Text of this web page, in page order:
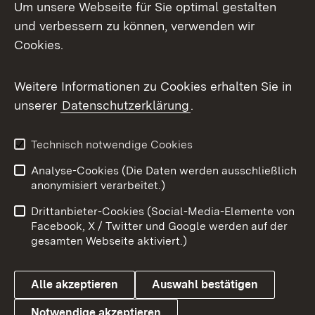
Facebook
X / Twitter
Youtube
Impressum
Kontakt
Barrierefreiheit
Datenschutz
Cookies
Um unsere Webseite für Sie optimal gestalten
und verbessern zu können, verwenden wir
Cookies.
Weitere Informationen zu Cookies erhalten Sie in
unserer Datenschutzerklärung.
Technisch notwendige Cookies
Analyse-Cookies (Die Daten werden ausschließlich
anonymisiert verarbeitet.)
Drittanbieter-Cookies (Social-Media-Elemente von
Facebook, X / Twitter und Google werden auf der
gesamten Webseite aktiviert.)
Alle akzeptieren Auswahl bestätigen